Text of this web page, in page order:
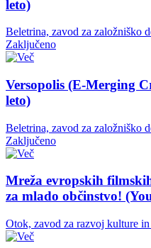
leto)
Beletrina, zavod za založniško
Zaključeno
Versopolis (E-Merging
leto)
Beletrina, zavod za založniško
Zaključeno
Mreža evropskih
za mlado občinstvo!
Otok, zavod za razvoj kulture